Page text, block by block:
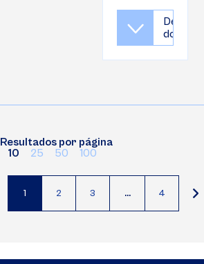
Resultados por página
10
25 50 100
Página
1
Página
2
Página
3 … 4